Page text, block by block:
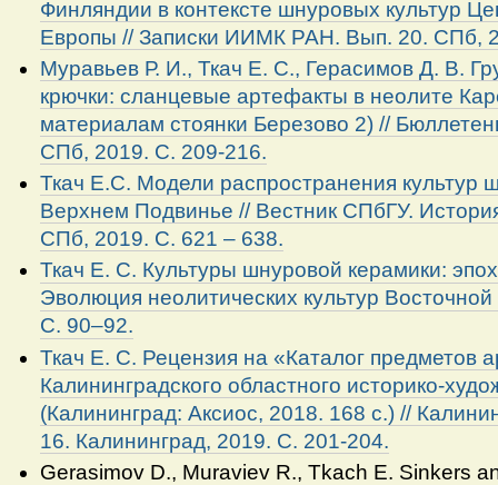
Финляндии в контексте шнуровых культур
Европы // Записки ИИМК РАН. Вып. 20. СПб,
Муравьев Р. И., Ткач Е. С., Герасимов Д. В.
крючки: сланцевые артефакты в неолите
материалам стоянки Березово 2) //
СПб, 2019. С. 209-216.
Ткач Е.С. Модели распространения культур
Верхнем Подвинье // Вестник СПбГУ.
СПб, 2019. С. 621 – 638.
Ткач Е. С. Культуры шнуровой керамики:
Эволюция неолитических культур
С. 90–92.
Ткач Е. С. Рецензия на «Каталог предметов
Калининградского областного историко-
(Калининград: Аксиос, 2018. 168 с.) //
16. Калининград, 2019. С. 201-204.
Gerasimov D., Muraviev R., Tkach E. Sinkers